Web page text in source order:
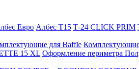
Евро Албес T15 Т-24 CLICK PRIM
для Baffle
15 XL Оформление периметра